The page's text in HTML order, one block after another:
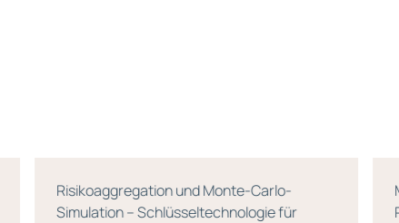
Risikoaggregation und Monte-Carlo-
Simulation – Schlüsseltechnologie für